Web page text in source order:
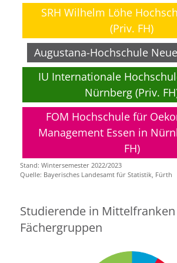
SRH Wilhelm Löhe
(Priv. FH)
Augustana-Hochschule
IU Internationale
Nürnberg (Priv.
FOM Hochschule für
Management Essen in
FH)
Stand: Wintersemester 2022/2023
Quelle: Bayerisches Landesamt für Statistik, Fürth
Studierende in
Fächergruppen